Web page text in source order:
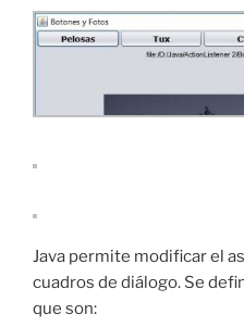
Java permite modificar el
cuadros de diálogo. Se
que son: